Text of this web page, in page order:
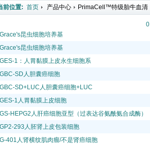
前位置: 首页 产品中心 PrimaCell™特级胎牛血清
0
Grace's昆虫细胞培养基
Grace's昆虫细胞培养基
GES-1：人胃黏膜上皮永生细胞系
GBC-SD人胆囊癌细胞
GBC-SD+LUC人胆囊癌细胞+LUC
GES-1人胃黏膜上皮细胞
GS-HEPG2人肝癌细胞亚型（过表达谷氨酰氨合成酶）
GP2-293人胚肾上皮包装细胞
G-401人肾横纹肌肉瘤/不是肾癌细胞